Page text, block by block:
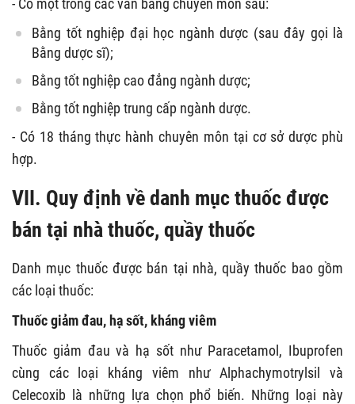
- Có một trong các văn bằng chuyên môn sau:
Bằng tốt nghiệp đại học ngành dược (sau đây gọi là
Bằng dược sĩ);
Bằng tốt nghiệp cao đẳng ngành dược;
Bằng tốt nghiệp trung cấp ngành dược.
- Có 18 tháng thực hành chuyên môn tại cơ sở dược phù
hợp.
VII. Quy định về danh mục thuốc được
bán tại nhà thuốc, quầy thuốc
Danh mục thuốc được bán tại nhà, quầy thuốc bao gồm
các loại thuốc:
Thuốc giảm đau, hạ sốt, kháng viêm
Thuốc giảm đau và hạ sốt như Paracetamol, Ibuprofen
cùng các loại kháng viêm như Alphachymotrylsil và
Celecoxib là những lựa chọn phổ biến. Những loại này